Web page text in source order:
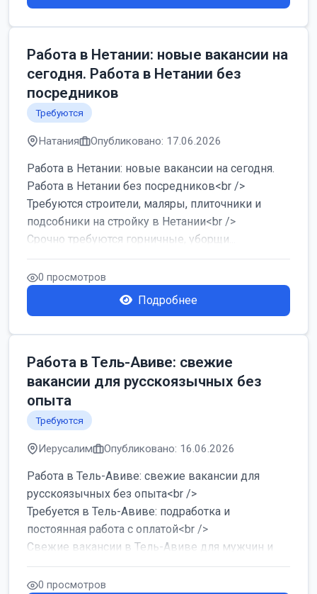
Работа в Нетании: новые вакансии на
сегодня. Работа в Нетании без
посредников
Требуются
Натания Опубликовано: 17.06.2026
Работа в Нетании: новые вакансии на сегодня.
Работа в Нетании без посредников<br />
Требуются строители, маляры, плиточники и
подсобники на стройку в Нетании<br />
Срочно требуются горничные, уборщи...
0 просмотров
Подробнее
Работа в Тель-Авиве: свежие
вакансии для русскоязычных без
опыта
Требуются
Иерусалим Опубликовано: 16.06.2026
Работа в Тель-Авиве: свежие вакансии для
русскоязычных без опыта<br />
Требуется в Тель-Авиве: подработка и
постоянная работа с оплатой<br />
Свежие вакансии в Тель-Авиве для мужчин и
женщин от хозя...
0 просмотров